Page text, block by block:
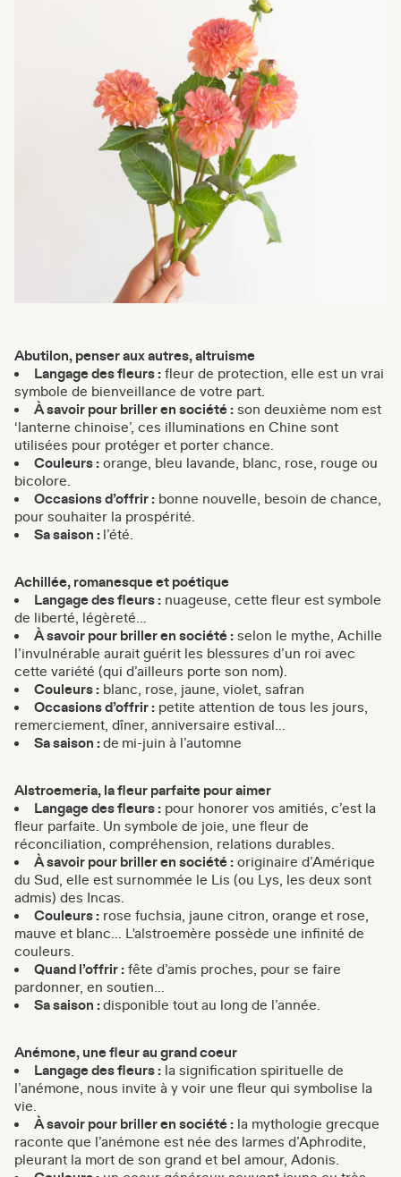
Abutilon, penser aux autres, altruisme
Langage des fleurs : fleur de protection, elle est un vrai
symbole de bienveillance de votre part.
À savoir pour briller en société : son deuxième nom est
‘lanterne chinoise’, ces illuminations en Chine sont
utilisées pour protéger et porter chance.
Couleurs : orange, bleu lavande, blanc, rose, rouge ou
bicolore.
Occasions d’offrir : bonne nouvelle, besoin de chance,
pour souhaiter la prospérité.
Sa saison : l’été.
Achillée, romanesque et poétique
Langage des fleurs : nuageuse, cette fleur est symbole
de liberté, légèreté…
À savoir pour briller en société : selon le mythe, Achille
l’invulnérable aurait guérit les blessures d’un roi avec
cette variété (qui d’ailleurs porte son nom).
Couleurs : blanc, rose, jaune, violet, safran
Occasions d’offrir : petite attention de tous les jours,
remerciement, dîner, anniversaire estival…
Sa saison :de mi-juin à l’automne
Alstroemeria, la fleur parfaite pour aimer
Langage des fleurs : pour honorer vos amitiés, c’est la
fleur parfaite. Un symbole de joie, une fleur de
réconciliation, compréhension, relations durables.
À savoir pour briller en société : originaire d’Amérique
du Sud, elle est surnommée le Lis (ou Lys, les deux sont
admis) des Incas.
Couleurs : rose fuchsia, jaune citron, orange et rose,
mauve et blanc… L'alstroemère possède une infinité de
couleurs.
Quand l’offrir : fête d’amis proches, pour se faire
pardonner, en soutien…
Sa saison :disponible tout au long de l’année.
Anémone, une fleur au grand coeur
Langage des fleurs : la signification spirituelle de
l’anémone, nous invite à y voir une fleur qui symbolise la
vie.
À savoir pour briller en société : la mythologie grecque
raconte que l’anémone est née des larmes d’Aphrodite,
pleurant la mort de son grand et bel amour, Adonis.